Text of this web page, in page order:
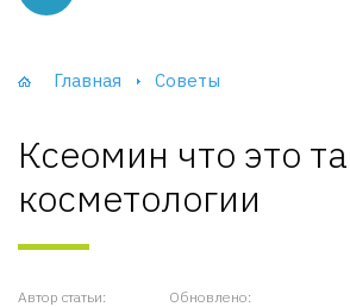
Главная Советы
Ксеомин что это
косметологии
Автор статьи: Обновлено:
и тумбы